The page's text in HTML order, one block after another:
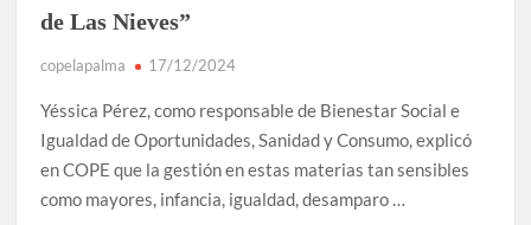
de Las Nieves”
copelapalma 17/12/2024
Yéssica Pérez, como responsable de Bienestar Social e
Igualdad de Oportunidades, Sanidad y Consumo, explicó
en COPE que la gestión en estas materias tan sensibles
como mayores, infancia, igualdad, desamparo …